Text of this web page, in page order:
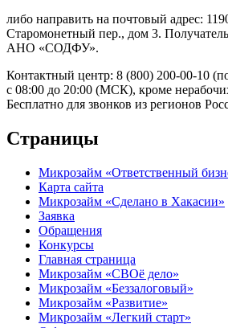
либо направить на почтовый адрес:
Старомонетный пер., дом 3.
АНО «СОДФУ».
Контактный центр: 8 (800) 200-00-10
с 08:00 до 20:00 (МСК), кроме
Бесплатно для звонков из регионов
Страницы
Микрозайм «Ответственный
Карта сайта
Микрозайм «Сделано в Хакасии»
Заявка
Обращения
Конкурсы
Главная страница
Микрозайм «СВОё дело»
Микрозайм «Беззалоговый»
Микрозайм «Развитие»
Микрозайм «Легкий старт»